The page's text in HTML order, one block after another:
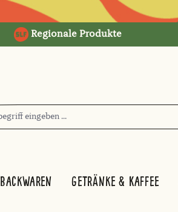
Regionale Produkte
Backwaren Getränke & Kaffee